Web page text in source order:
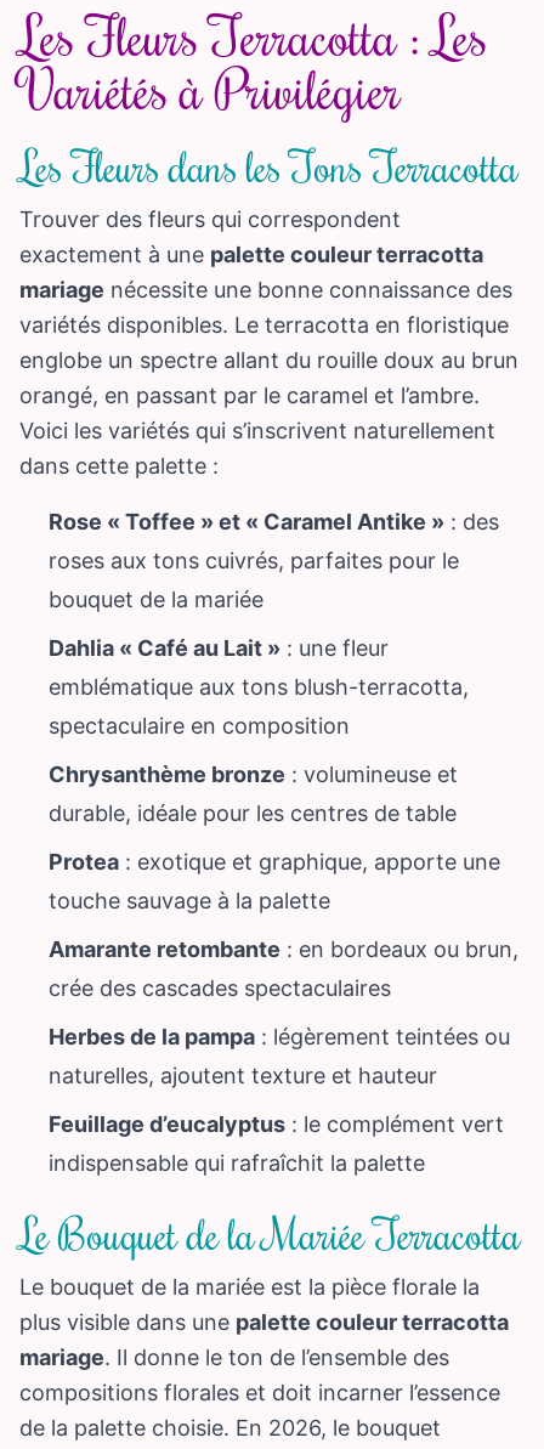
Les Fleurs Terracotta : Les
Variétés à Privilégier
Les Fleurs dans les Tons Terracotta
Trouver des fleurs qui correspondent
exactement à une palette couleur terracotta
mariage nécessite une bonne connaissance des
variétés disponibles. Le terracotta en floristique
englobe un spectre allant du rouille doux au brun
orangé, en passant par le caramel et l’ambre.
Voici les variétés qui s’inscrivent naturellement
dans cette palette :
Rose « Toffee » et « Caramel Antike » : des
roses aux tons cuivrés, parfaites pour le
bouquet de la mariée
Dahlia « Café au Lait » : une fleur
emblématique aux tons blush-terracotta,
spectaculaire en composition
Chrysanthème bronze : volumineuse et
durable, idéale pour les centres de table
Protea : exotique et graphique, apporte une
touche sauvage à la palette
Amarante retombante : en bordeaux ou brun,
crée des cascades spectaculaires
Herbes de la pampa : légèrement teintées ou
naturelles, ajoutent texture et hauteur
Feuillage d’eucalyptus : le complément vert
indispensable qui rafraîchit la palette
Le Bouquet de la Mariée Terracotta
Le bouquet de la mariée est la pièce florale la
plus visible dans une palette couleur terracotta
mariage. Il donne le ton de l’ensemble des
compositions florales et doit incarner l’essence
de la palette choisie. En 2026, le bouquet